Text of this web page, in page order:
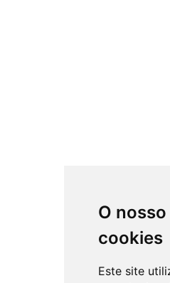
O
cookies
Este site